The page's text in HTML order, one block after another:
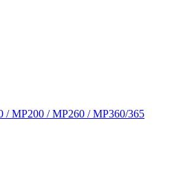
/ MP200 / MP260 / MP360/365